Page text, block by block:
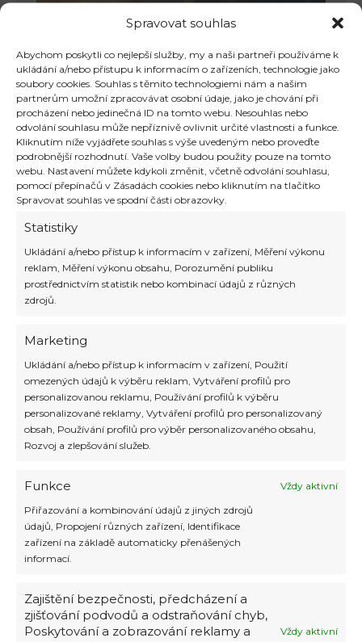
Spravovat souhlas
Abychom poskytli co nejlepší služby, my a naši partneři používáme k
ukládání a/nebo přístupu k informacím o zařízeních, technologie jako
soubory cookies. Souhlas s těmito technologiemi nám a našim
partnerům umožní zpracovávat osobní údaje, jako je chování při
procházení nebo jedinečná ID na tomto webu. Nesouhlas nebo
odvolání souhlasu může nepříznivě ovlivnit určité vlastnosti a funkce.
Kliknutím níže vyjádřete souhlas s výše uvedeným nebo proveďte
podrobnější rozhodnutí. Vaše volby budou použity pouze na tomto
webu. Nastavení můžete kdykoli změnit, včetně odvolání souhlasu,
pomocí přepínačů v Zásadách cookies nebo kliknutím na tlačítko
Spravovat souhlas ve spodní části obrazovky.
Statistiky
Ukládání a/nebo přístup k informacím v zařízení, Měření výkonu
reklam, Měření výkonu obsahu, Porozumění publiku
prostřednictvím statistik nebo kombinací údajů z různých
zdrojů.
Marketing
Ukládání a/nebo přístup k informacím v zařízení, Použití
omezených údajů k výběru reklam, Vytváření profilů pro
personalizovanou reklamu, Používání profilů k výběru
personalizované reklamy, Vytváření profilů pro personalizovaný
obsah, Používání profilů pro výběr personalizovaného obsahu,
Rozvoj a zlepšování služeb.
Funkce
Vždy aktivní
Přiřazování a kombinování údajů z jiných zdrojů
údajů, Propojení různých zařízení, Identifikace
zařízení na základě automaticky přenášených
informací.
Zajištění bezpečnosti, předcházení a
zjišťování podvodů a odstraňování chyb,
Poskytování a zobrazování reklamy a
Vždy aktivní
4 tipy, kam na dovolenou v České
republice Všude dobře, doma nejlépe.
cestování nehraje příliš do karet. Zatímco
některé země uzavřely hranice úplně,
jiné zase požadují negativní test na
COVID-19. Pokud si v letošním roce
protože i naše republika má několik es v
Číst více »
destinace tohoto léta